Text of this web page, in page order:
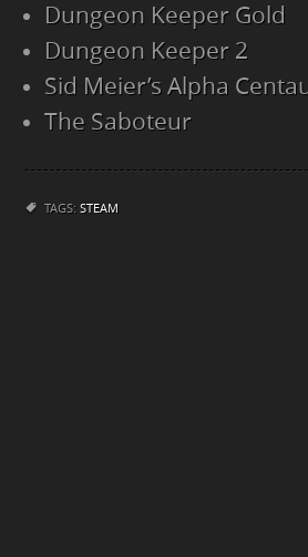
Dungeon Keeper Gold
Dungeon Keeper 2
Sid Meier’s Alpha
The Saboteur
TAGS: STEAM